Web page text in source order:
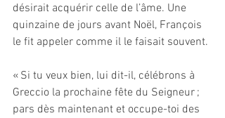
désirait acquérir celle de l’âme. Une
quinzaine de jours avant Noël, François
le fit appeler comme il le faisait souvent.
« Si tu veux bien, lui dit-il, célébrons à
Greccio la prochaine fête du Seigneur ;
pars dès maintenant et occupe-toi des